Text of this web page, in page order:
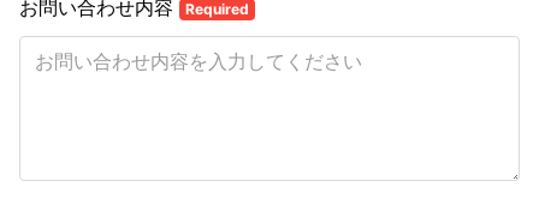
お問い合わせ内容 Required